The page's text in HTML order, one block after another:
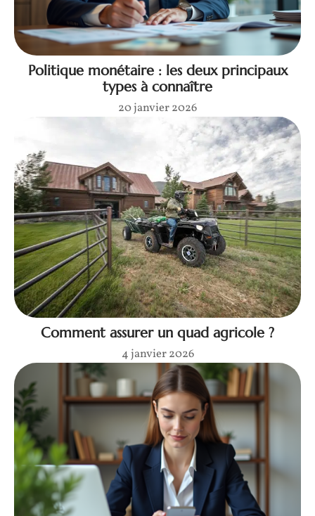
Politique monétaire : les deux principaux
types à connaître
20 janvier 2026
Comment assurer un quad agricole ?
4 janvier 2026